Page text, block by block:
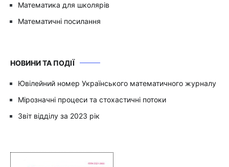
Математика для школярів
Математичні посилання
НОВИНИ ТА ПОДІЇ
Ювілейний номер Українського математичного журналу
Мірозначні процеси та стохастичні потоки
Звіт відділу за 2023 рік